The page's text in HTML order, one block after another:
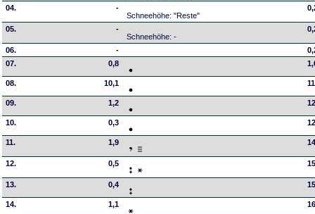
04.
-
Schneehöhe: "Reste"
05.
-
Schneehöhe: -
06. -
07.
0,8
08. 10,1
09. 1,2
10. 0,3
11. 1,9
12. 0,5
13. 0,4
14. 1,1